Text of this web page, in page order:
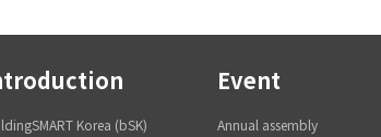
Korea (bSK)
Event
Annual assembly